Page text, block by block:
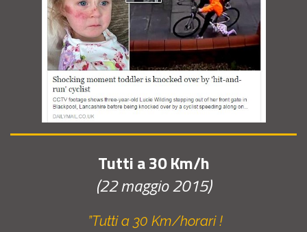
Tutti a 30 Km/h
(22 maggio 2015)
”Tutti a 30 Km/horari !